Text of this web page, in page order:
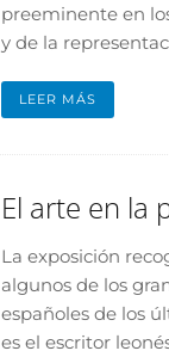
preeminente en
y de la
LEER MÁS
El arte en la
La exposición
algunos de los
españoles de los
es el escritor